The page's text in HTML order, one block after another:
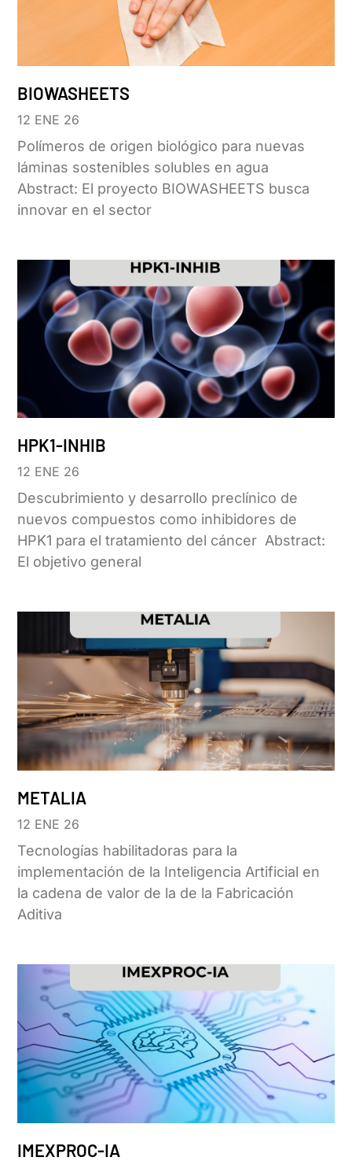
BIOWASHEETS
12 ENE 26
Polímeros de origen biológico para nuevas
láminas sostenibles solubles en agua
Abstract: El proyecto BIOWASHEETS busca
innovar en el sector
HPK1-INHIB
12 ENE 26
Descubrimiento y desarrollo preclínico de
nuevos compuestos como inhibidores de
HPK1 para el tratamiento del cáncer Abstract:
El objetivo general
METALIA
12 ENE 26
Tecnologías habilitadoras para la
implementación de la Inteligencia Artificial en
la cadena de valor de la de la Fabricación
Aditiva
IMEXPROC-IA